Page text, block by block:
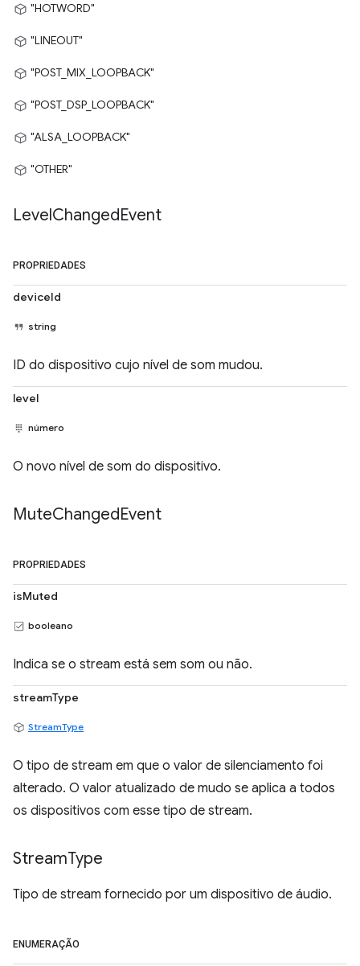
"HOTWORD"
"LINEOUT"
"POST_MIX_LOOPBACK"
"POST_DSP_LOOPBACK"
"ALSA_LOOPBACK"
"OTHER"
LevelChangedEvent
PROPRIEDADES
deviceId
string
ID do dispositivo cujo nível de som mudou.
level
número
O novo nível de som do dispositivo.
MuteChangedEvent
PROPRIEDADES
isMuted
booleano
Indica se o stream está sem som ou não.
streamType
StreamType
O tipo de stream em que o valor de silenciamento foi
alterado. O valor atualizado de mudo se aplica a todos
os dispositivos com esse tipo de stream.
StreamType
Tipo de stream fornecido por um dispositivo de áudio.
ENUMERAÇÃO